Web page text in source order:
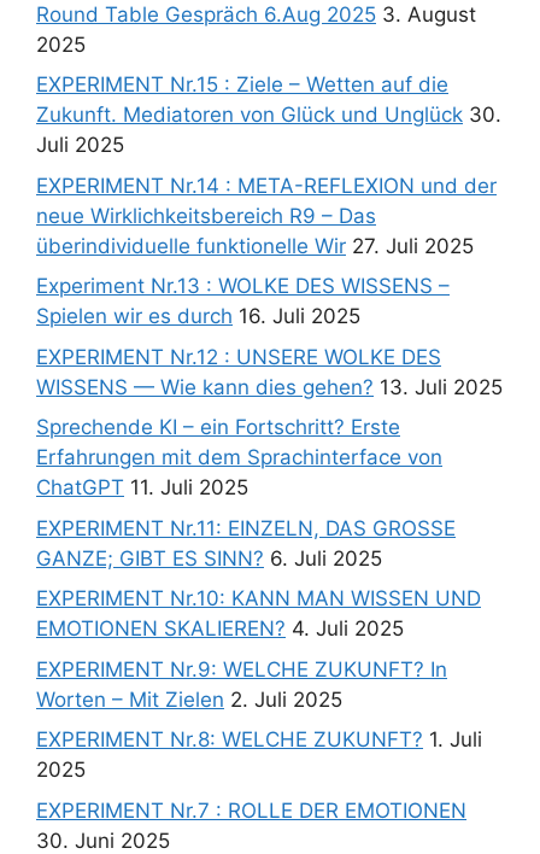
Round Table Gespräch 6.Aug 2025 3. August
2025
EXPERIMENT Nr.15 : Ziele – Wetten auf die
Zukunft. Mediatoren von Glück und Unglück 30.
Juli 2025
EXPERIMENT Nr.14 : META-REFLEXION und der
neue Wirklichkeitsbereich R9 – Das
überindividuelle funktionelle Wir 27. Juli 2025
Experiment Nr.13 : WOLKE DES WISSENS –
Spielen wir es durch 16. Juli 2025
EXPERIMENT Nr.12 : UNSERE WOLKE DES
WISSENS — Wie kann dies gehen? 13. Juli 2025
Sprechende KI – ein Fortschritt? Erste
Erfahrungen mit dem Sprachinterface von
ChatGPT 11. Juli 2025
EXPERIMENT Nr.11: EINZELN, DAS GROSSE
GANZE; GIBT ES SINN? 6. Juli 2025
EXPERIMENT Nr.10: KANN MAN WISSEN UND
EMOTIONEN SKALIEREN? 4. Juli 2025
EXPERIMENT Nr.9: WELCHE ZUKUNFT? In
Worten – Mit Zielen 2. Juli 2025
EXPERIMENT Nr.8: WELCHE ZUKUNFT? 1. Juli
2025
EXPERIMENT Nr.7 : ROLLE DER EMOTIONEN
30. Juni 2025